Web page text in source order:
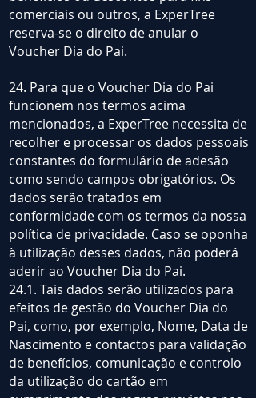
comerciais ou outros, a ExperTree
reserva-se o direito de anular o
Voucher Dia do Pai.
24. Para que o Voucher Dia do Pai
funcionem nos termos acima
mencionados, a ExperTree necessita de
recolher e processar os dados pessoais
constantes do formulário de adesão
como sendo campos obrigatórios. Os
dados serão tratados em
conformidade com os termos da nossa
política de privacidade. Caso se oponha
à utilização desses dados, não poderá
aderir ao Voucher Dia do Pai.
24.1. Tais dados serão utilizados para
efeitos de gestão do Voucher Dia do
Pai, como, por exemplo, Nome, Data de
Nascimento e contactos para validação
de benefícios, comunicação e controlo
da utilização do cartão em